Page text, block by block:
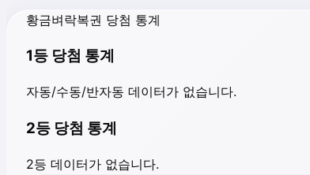
황금벼락복권 당첨 통계
1등 당첨 통계
자동/수동/반자동 데이터가 없습니다.
2등 당첨 통계
2등 데이터가 없습니다.